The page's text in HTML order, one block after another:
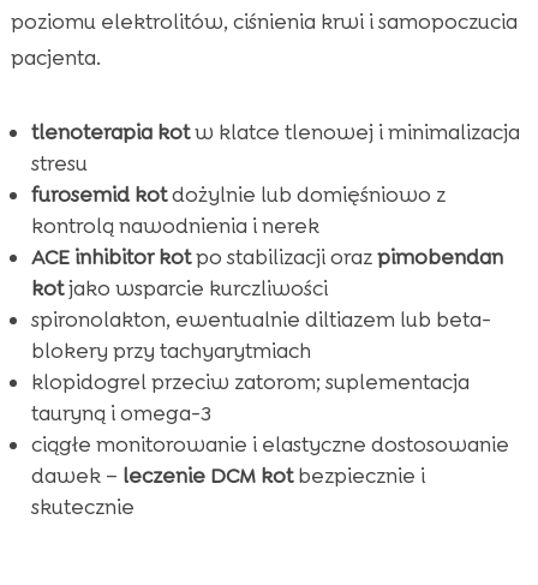
poziomu elektrolitów, ciśnienia krwi i samopoczucia
pacjenta.
tlenoterapia kotw klatce tlenowej i minimalizacja
stresu
furosemid kotdożylnie lub domięśniowo z
kontrolą nawodnienia i nerek
ACE inhibitor kotpo stabilizacji orazpimobendan
kotjako wsparcie kurczliwości
spironolakton, ewentualnie diltiazem lub beta-
blokery przy tachyarytmiach
klopidogrel przeciw zatorom; suplementacja
tauryną i omega-3
ciągłe monitorowanie i elastyczne dostosowanie
dawek – leczenie DCM kotbezpiecznie i
skutecznie